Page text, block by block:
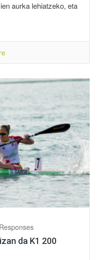
aurka lehiatzeko, eta
da K1 200